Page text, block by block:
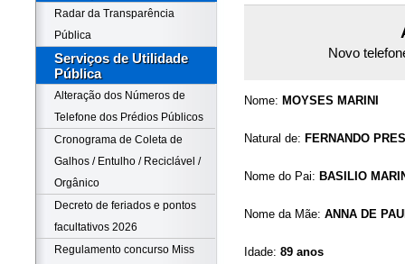
Radar da Transparência
Pública
Serviços de Utilidade
Pública
Alteração dos Números de
Telefone dos Prédios Públicos
Cronograma de Coleta de
Galhos / Entulho / Reciclável /
Orgânico
Decreto de feriados e pontos
facultativos 2026
Regulamento concurso Miss
Novo
Nome: MOYSES MARINI
Natural de: FERNANDO
Nome do Pai: BASILIO
Nome da Mãe: ANNA DE
Idade: 89 anos